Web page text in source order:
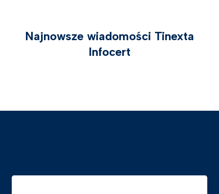
Najnowsze wiadomości Tinexta
Infocert